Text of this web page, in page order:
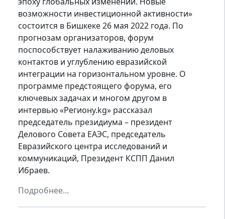
возможности инвестиционной активности»
состоится в Бишкеке 26 мая 2022 года. По
прогнозам организаторов, форум
поспособствует налаживанию деловых
контактов и углублению евразийской
интеграции на горизонтальном уровне. О
программе предстоящего форума, его
ключевых задачах и многом другом в
интервью «Региону.kg» рассказал
председатель президиума – президент
Делового Совета ЕАЭС, председатель
Евразийского центра исследований и
коммуникаций, Президент КСПП Данил
Ибраев.
Подробнее...